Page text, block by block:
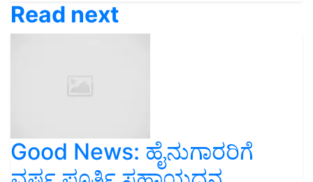
Read next
Good News: ಹೈನುಗಾರರಿಗೆ